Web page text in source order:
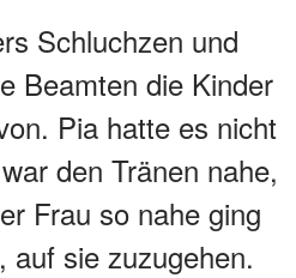
Schluchzen und
Beamten die Kinder
Pia hatte es nicht
den Tränen nahe,
Frau so nahe ging
auf sie zuzugehen.